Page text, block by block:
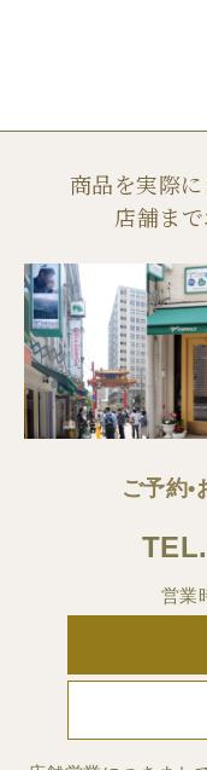
商品を実際
店舗まで
ご予約•
TEL.
営業